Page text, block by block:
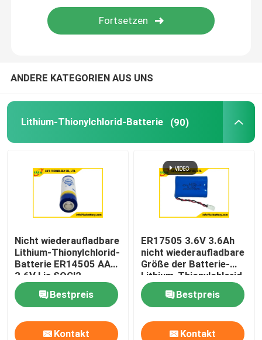
Batteriezusätze
ANDERE KATEGORIEN AUS UNS
Lithium-Thionylchlorid-Batterie (90)
Nicht wiederaufladbare
Lithium-Thionylchlorid-
Batterie ER14505 AA
3.6V Lis SOCl2
Bestpreis
Kontakt
ER17505 3.6V 3.6Ah
nicht wiederaufladbare
Größe der Batterie-
Lithium-Thionylchlorid-
Zellena
Bestpreis
Kontakt